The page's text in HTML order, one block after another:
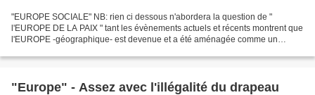
"EUROPE SOCIALE" NB: rien ci dessous n'abordera la question de "
l'EUROPE DE LA PAIX " tant les évènements actuels et récents montrent que
l'EUROPE -géographique- est devenue et a été aménagée comme un
"Europe" - Assez avec l'illégalité du drapeau